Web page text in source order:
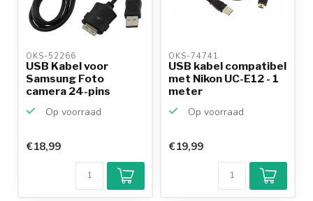
OKS-52266
USB Kabel voor
Samsung Foto
camera 24-pins
Op voorraad
€18,99
OKS-74741
USB kabel compatibel
met Nikon UC-E12 - 1
meter
Op voorraad
€19,99